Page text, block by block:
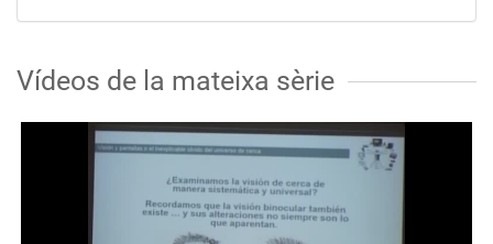
Vídeos de la mateixa sèrie